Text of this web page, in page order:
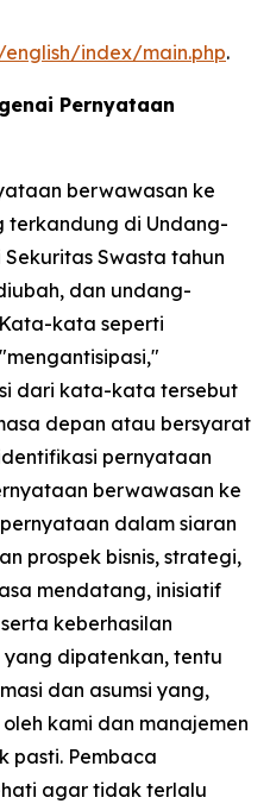
index/main.php.
Pernyataan
berwawasan ke
terkandung di Undang-
Swasta tahun
dan undang-
kata seperti
dari kata-kata tersebut
depan atau bersyarat
pernyataan
berwawasan ke
dalam siaran
prospek bisnis, strategi,
mendatang, inisiatif
keberhasilan
dipatenkan, tentu
dan asumsi yang,
kami dan manajemen
pasti. Pembaca
agar tidak terlalu